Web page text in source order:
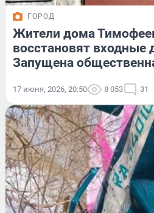
ГОРОД
Жители дома
восстановят входные
Запущена
17 июня, 2026, 20:50 8 053 31